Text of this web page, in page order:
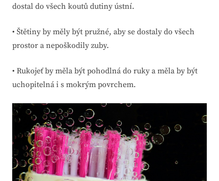
dostal do všech koutů dutiny ústní.
• Štětiny by měly být pružné, aby se dostaly do všech
prostor a nepoškodily zuby.
• Rukojeť by měla být pohodlná do ruky a měla by být
uchopitelná i s mokrým povrchem.